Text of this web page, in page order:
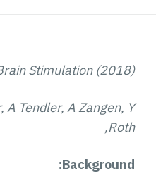
Stimulation (2018)
A Tendler, A Zangen, Y
Roth,
Background: